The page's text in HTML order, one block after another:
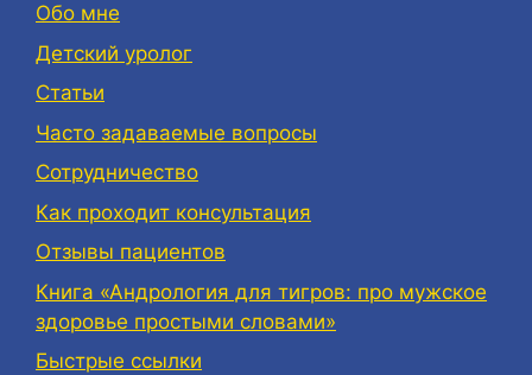
Обо мне
Детский уролог
Статьи
Часто задаваемые вопросы
Сотрудничество
Как проходит консультация
Отзывы пациентов
Книга «Андрология для тигров: про мужское
здоровье простыми словами»
Быстрые ссылки